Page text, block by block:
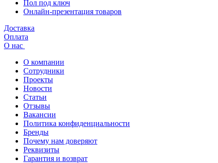
Пол под ключ
Онлайн-презентация товаров
Доставка
Оплата
О нас
О компании
Сотрудники
Проекты
Новости
Статьи
Отзывы
Вакансии
Политика конфиденциальности
Бренды
Почему нам доверяют
Реквизиты
Гарантия и возврат